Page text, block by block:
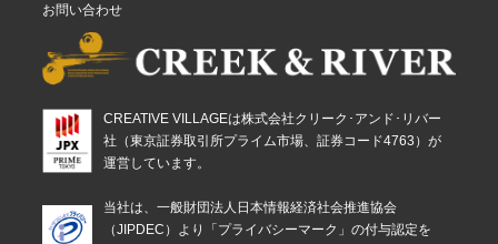
お問い合わせ
CREATIVE VILLAGEは株式会社クリーク･アンド･リバー
社（東京証券取引所プライム市場、証券コード4763）が
運営しています。
当社は、一般財団法人日本情報経済社会推進協会
（JIPDEC）より「プライバシーマーク」の付与認定を